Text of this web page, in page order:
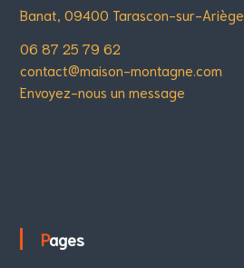
Banat, 09400 Tarascon-sur-Ariège
06 87 25 79 62
contact@maison-montagne.com
Envoyez-nous un message
Pages